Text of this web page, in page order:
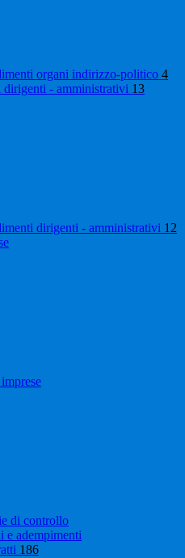
organi indirizzo-politico 4
dirigenti - amministrativi 13
dirigenti - amministrativi 12
di controllo
e adempimenti
186